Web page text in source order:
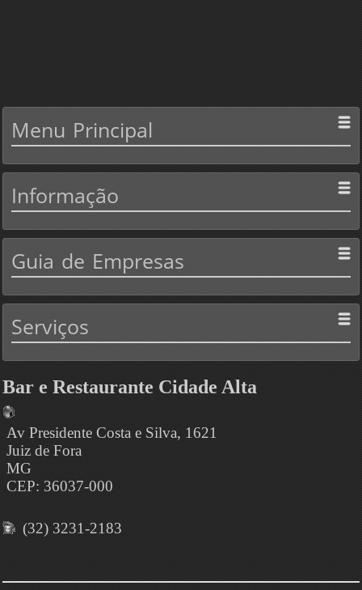
Menu Principal
Informação
Guia de Empresas
Serviços
Bar e Restaurante Cidade Alta
Av Presidente Costa e Silva, 1621
Juiz de Fora
MG
CEP: 36037-000
(32) 3231-2183